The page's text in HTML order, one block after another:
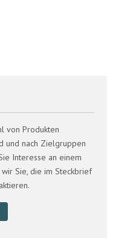
von Produkten
und nach Zielgruppen
Interesse an einem
Sie, die im Steckbrief